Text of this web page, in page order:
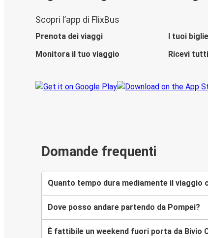
Scopri l’app di FlixBus
Prenota dei viaggi
I tuoi
Monitora il tuo viaggio
Ricevi
Domande frequenti
Quanto tempo dura mediamente il viaggio
Dove posso andare partendo da Pompei?
È fattibile un weekend fuori porta da Bivio